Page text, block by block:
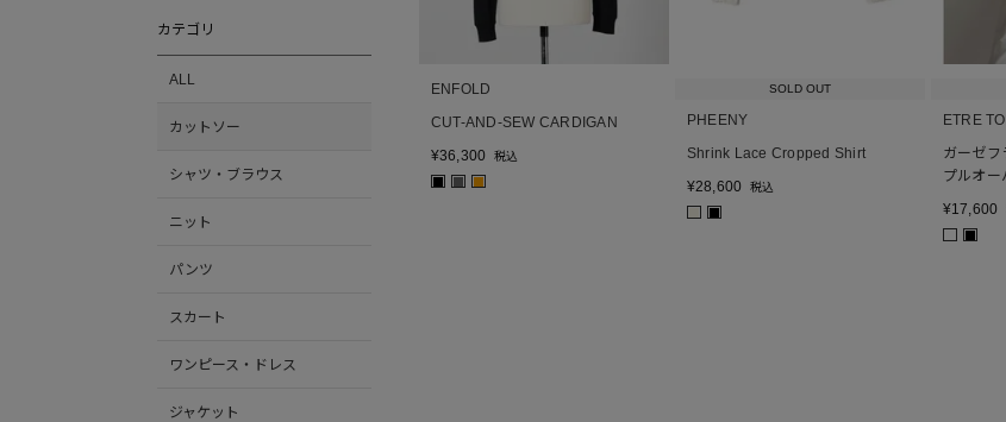
カテゴリ
ALL
カットソー
シャツ・ブラウス
ニット
パンツ
スカート
ワンピース・ドレス
ジャケット
ENFOLD
CUT-AND-SEW CARDIGAN
¥36,300 税込
■ ■ ■
SOLD OUT
PHEENY
Shrink Lace Cropped Shirt
¥28,600 税込
■
ETRE
ガーゼフ
プルオー
¥17,600
■